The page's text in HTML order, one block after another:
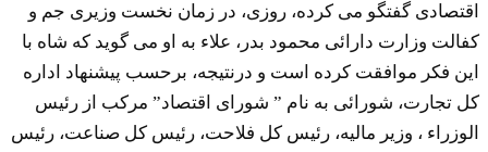
اقتصادی گفتگو می کرده، روزی، در زمان نخست وزیری جم و
کفالت وزارت دارائی محمود بدر، علاء به او می گوید که شاه با
این فکر موافقت کرده است و درنتیجه، برحسب پیشنهاد اداره
کل تجارت، شورائی به نام ” شورای اقتصاد” مرکب از رئیس
الوزراء ، وزیر مالیه، رئیس کل فلاحت، رئیس کل صناعت، رئیس